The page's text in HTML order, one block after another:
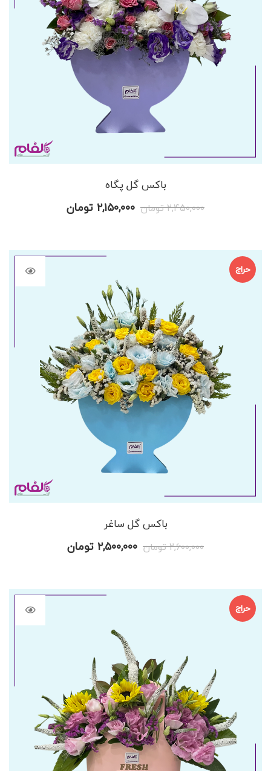
باکس گل پگاه
۲,۴۵۰,۰۰۰تومان قیمت
اصلی
۲,۱۵۰,۰۰۰تومان
فعلی
حراج
باکس گل ساغر
۲,۶۰۰,۰۰۰تومان قیمت
اصلی
۲,۵۰۰,۰۰۰تومان
فعلی
حراج